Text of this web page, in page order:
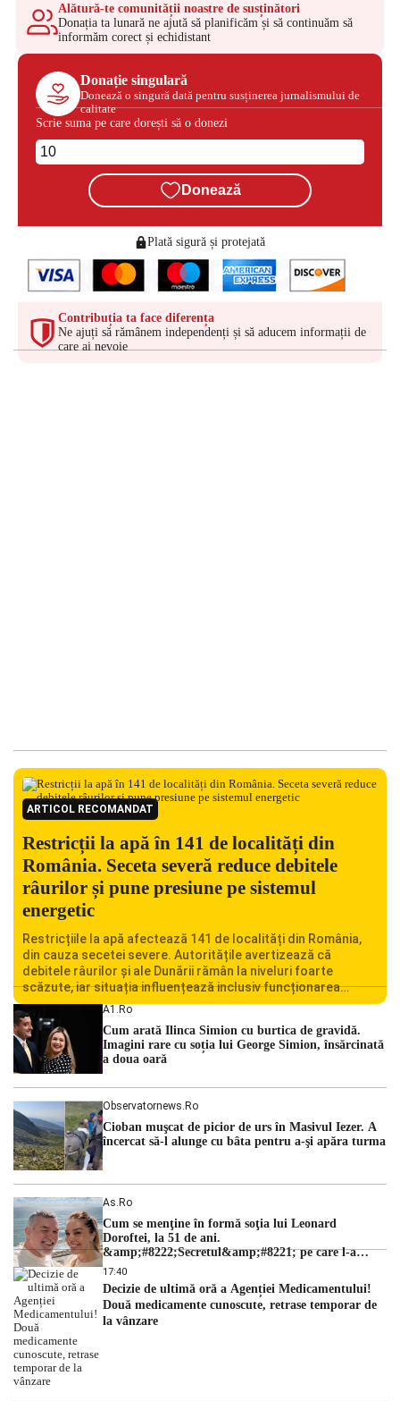
Alătură-te comunității noastre de susținători
Donația ta lunară ne ajută să planificăm și să continuăm să
informăm corect și echidistant
Donație singulară
Donează o singură dată pentru susținerea jurnalismului de
calitate
Scrie suma pe care dorești să o donezi
Donează
Plată sigură și protejată
Contribuția ta face diferența
Ne ajuți să rămânem independenți și să aducem informații de
care ai nevoie
ARTICOL RECOMANDAT
Restricții la apă în 141 de localități din
România. Seceta severă reduce debitele
râurilor și pune presiune pe sistemul
energetic
Restricțiile la apă afectează 141 de localități din România,
din cauza secetei severe. Autoritățile avertizează că
debitele râurilor și ale Dunării rămân la niveluri foarte
scăzute, iar situația influențează inclusiv funcționarea
Centralei Nucleare de la Cernavodă. România se confruntă
cu una dintre cele mai dificile perioade din punct de vedere
hidrologic din ultimii ani. Lipsa […]
A1.ro
Cum arată Ilinca Simion cu burtica de gravidă.
Imagini rare cu soția lui George Simion, însărcinată
a doua oară
Observatornews.ro
Cioban muşcat de picior de urs în Masivul Iezer. A
încercat să-l alunge cu bâta pentru a-şi apăra turma
As.ro
Cum se menţine în formă soţia lui Leonard
Doroftei, la 51 de ani.
&amp;#8222;Secretul&amp;#8221; pe care l-a
dezvăluit
17:40
Decizie de ultimă oră a Agenției Medicamentului!
Două medicamente cunoscute, retrase temporar de
la vânzare